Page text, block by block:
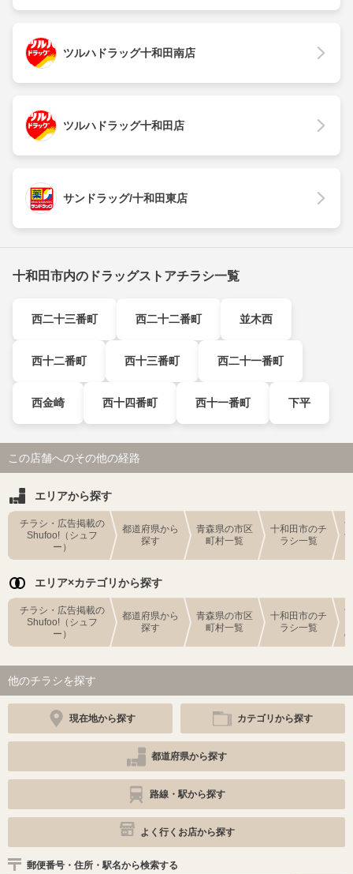
ツルハドラッグ十和田南店
ツルハドラッグ十和田店
サンドラッグ/十和田東店
十和田市内のドラッグストアチラシ一覧
西二十三番町 西二十二番町 並木西
西十二番町 西十三番町 西二十一番町
西金崎 西十四番町 西十一番町 下平
この店舗へのその他の経路
エリアから探す
チラシ・広告掲載の
Shufoo!（シュフ
ー）
都道府県から
探す
青森県の市区
町村一覧
十和田市のチ
ラシ一覧
エリア×カテゴリから探す
チラシ・広告掲載の
Shufoo!（シュフ
ー）
都道府県から
探す
青森県の市区
町村一覧
十和田市のチ
ラシ一覧
他のチラシを探す
現在地から探す カテゴリから探す
都道府県から探す
路線・駅から探す
よく行くお店から探す
郵便番号・住所・駅名から検索する